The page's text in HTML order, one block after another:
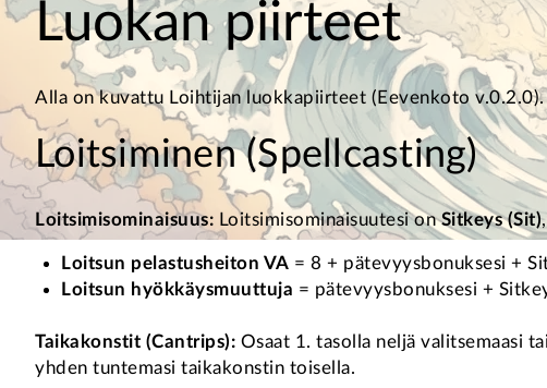
Luokan piirteet
Alla on kuvattu Loihtijan luokkapiirteet (Eevenkoto v.0.2.0).
Loitsiminen (Spellcasting)
Loitsimisominaisuus: Loitsimisominaisuutesi onSitkeys (Sit)
Loitsun pelastusheiton VA = 8 + pätevyysbonuksesi +
Loitsun hyökkäysmuuttuja = pätevyysbonuksesi +
Taikakonstit (Cantrips): Osaat 1. tasolla neljä valitsemaasi
yhden tuntemasi taikakonstin toisella.